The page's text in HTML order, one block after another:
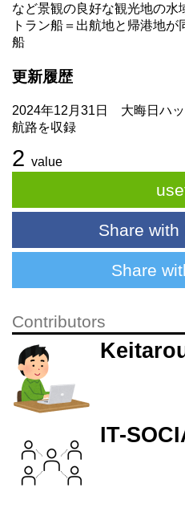
など景観の良好な観光地の水
トラン船＝出航地と帰港地
船
更新履歴
2024年12月31日 大晦日ハ
航路を収録
2 value
Share with
Share
Contributors
IT-